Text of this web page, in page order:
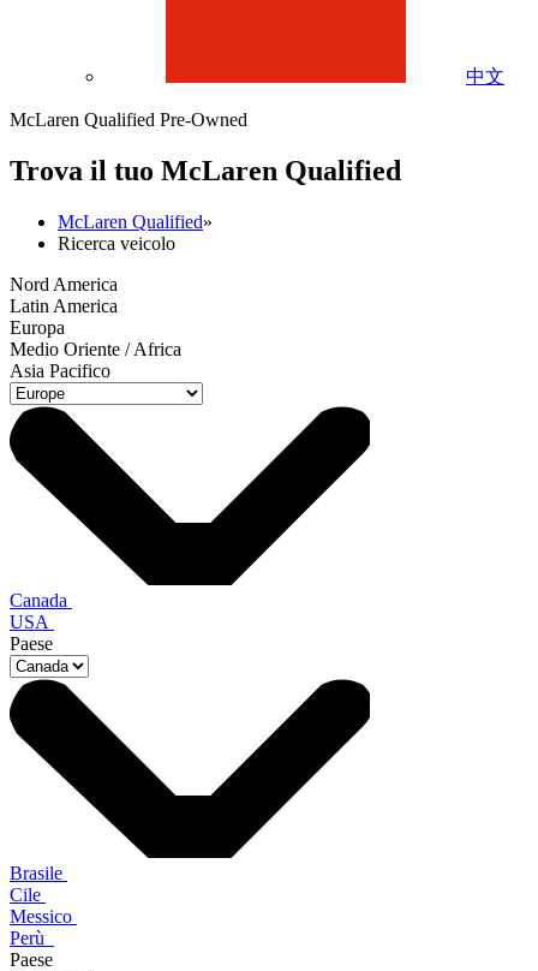
中文
McLaren Qualified Pre-Owned
Trova il tuo McLaren Qualified
McLaren Qualified»
Ricerca veicolo
Nord America
Latin America
Europa
Medio Oriente / Africa
Asia Pacifico
Canada
USA
Paese
Brasile
Cile
Messico
Perù
Paese